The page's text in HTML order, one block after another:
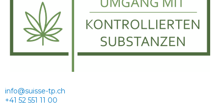
info@suisse-tp.ch
+41 52 551 11 00